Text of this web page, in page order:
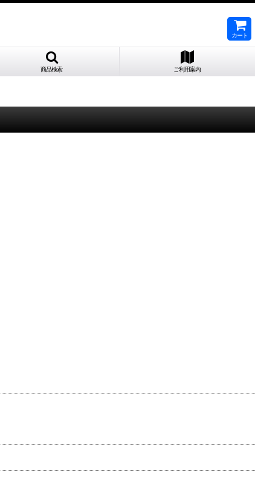
カート
商品検索 ご利用案内